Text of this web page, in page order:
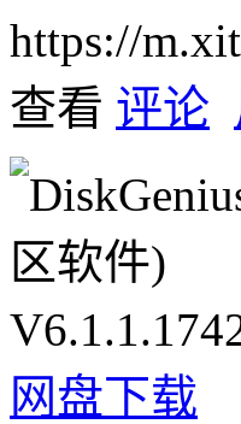
https://
查看 评论
网盘下载